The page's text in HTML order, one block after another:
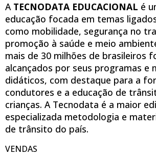
A TECNODATA EDUCACIONAL é
educação focada em temas
como mobilidade, segurança no
promoção à saúde e meio
mais de 30 milhões de brasileiros
alcançados por seus programas e
didáticos, com destaque para a
condutores e a educação de
crianças. A Tecnodata é a maior
especializada metodologia e
de trânsito do país.
VENDAS